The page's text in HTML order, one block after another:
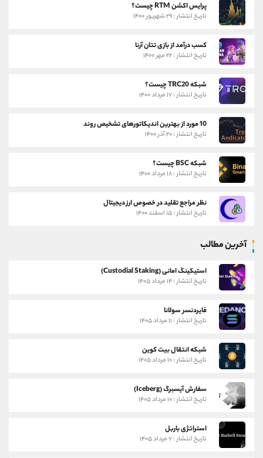
پرایس اکشن RTM چیست؟
تاریخ انتشار : ۲۹ شهریور ۱۴۰۰
کسب درآمد از بازی تتان آرنا
تاریخ انتشار : ۲۲ مهر ۱۴۰۰
شبکه TRC20 چیست؟
تاریخ انتشار : ۱۷ مرداد ۱۴۰۰
10 مورد از بهترین اندیکاتورهای تشخیص روند
تاریخ انتشار : ۲۰ آذر ۱۴۰۰
شبکه BSC چیست؟
تاریخ انتشار : ۱۸ مرداد ۱۴۰۰
نظر مراجع تقلید در خصوص ارز دیجیتال
تاریخ انتشار : ۱۵ اسفند ۱۴۰۰
آخرین مطالب
استیکینگ امانی (Custodial Staking)
تاریخ انتشار : ۱۴ مرداد ۱۴۰۵
فایردنسر سولانا
تاریخ انتشار : ۱۱ مرداد ۱۴۰۵
شبکه انتقال بیت کوین
تاریخ انتشار : ۱۰ مرداد ۱۴۰۵
سفارش آیسبرگ (Iceberg)
تاریخ انتشار : ۱۰ مرداد ۱۴۰۵
استراتژی باربل
تاریخ انتشار : ۷ مرداد ۱۴۰۵